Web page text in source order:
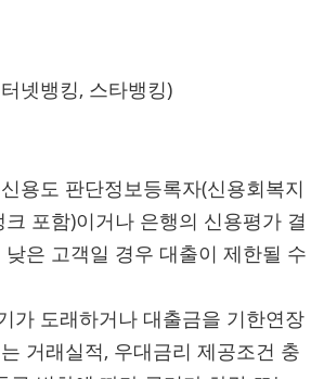
넷뱅킹, 스타뱅킹)
용도 판단정보등록자(신용회복지
포함)이거나 은행의 신용평가 결
은 고객일 경우 대출이 제한될 수
가 도래하거나 대출금을 기한연장
거래실적, 우대금리 제공조건 충